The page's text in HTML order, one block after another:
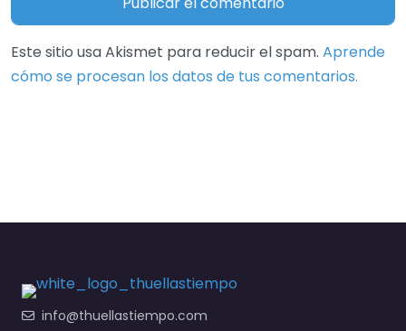
Este sitio usa Akismet para reducir el spam. Aprende
cómo se procesan los datos de tus comentarios.
info@thuellastiempo.com